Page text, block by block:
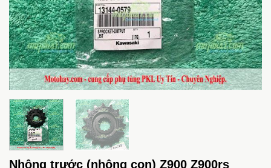
Nhông trước (nhông con) Z900 Z900rs